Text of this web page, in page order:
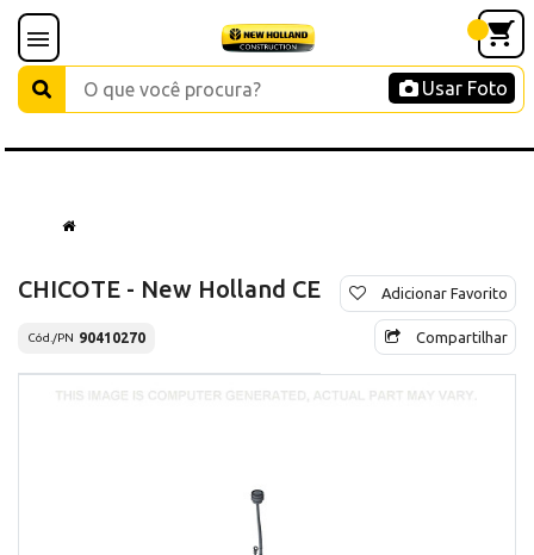
Usar Foto
CHICOTE - New Holland CE
Cód./PN 90410270
Adicionar Favorito
Compartilhar